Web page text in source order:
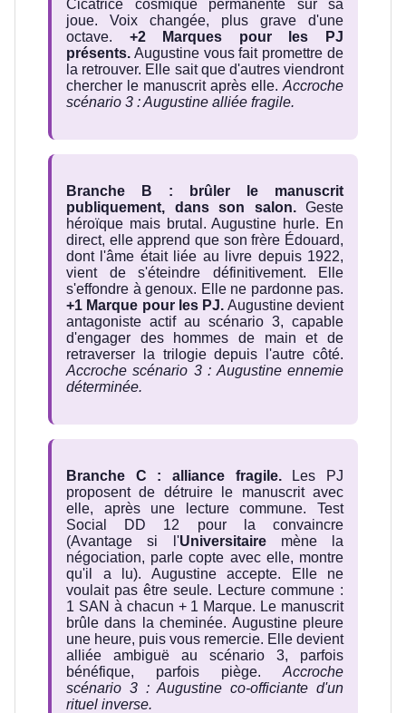
Cicatrice cosmique permanente sur sa
joue. Voix changée, plus grave d'une
octave. +2 Marques pour les PJ
présents. Augustine vous fait promettre de
la retrouver. Elle sait que d'autres viendront
chercher le manuscrit après elle. Accroche
scénario 3 : Augustine alliée fragile.
Branche B : brûler le manuscrit
publiquement, dans son salon.Geste
héroïque mais brutal. Augustine hurle. En
direct, elle apprend que son frère Édouard,
dont l'âme était liée au livre depuis 1922,
vient de s'éteindre définitivement. Elle
s'effondre à genoux. Elle ne pardonne pas.
+1 Marque pour les PJ. Augustine devient
antagoniste actif au scénario 3, capable
d'engager des hommes de main et de
retraverser la trilogie depuis l'autre côté.
Accroche scénario 3 : Augustine ennemie
déterminée.
Branche C : alliance fragile.Les PJ
proposent de détruire le manuscrit avec
elle, après une lecture commune. Test
Social DD 12 pour la convaincre
(Avantage si l'Universitairemène la
négociation, parle copte avec elle, montre
qu'il a lu). Augustine accepte. Elle ne
voulait pas être seule. Lecture commune :
1 SAN à chacun + 1 Marque. Le manuscrit
brûle dans la cheminée. Augustine pleure
une heure, puis vous remercie. Elle devient
alliée ambiguë au scénario 3, parfois
bénéfique, parfois piège. Accroche
scénario 3 : Augustine co-officiante d'un
rituel inverse.